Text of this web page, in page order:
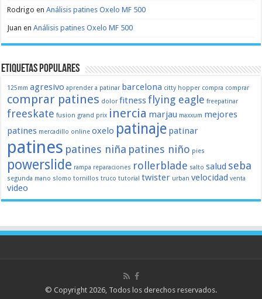
Rodrigo enAnálisis patines Oxelo MF 500
Juan enAnálisis patines Oxelo MF 500
Etiquetas populares
125mm agresivo aprender a patinar barcelona citty hopper compra comprar
comprar patines dolor fitnessflying eagle freepatinar
freeskate fusion grand prix inercia marjau maxxum mejores
patines mercadillo online oxelo patinaje patinar
patines patines niña patines niño pies
powerslide rampa reparaciones rollerblade salto salud seba
segunda mano slomo tornillos truco tutorial twister urban velocidad venta
video
© Copyright 2026, Todos los derechos reservados.